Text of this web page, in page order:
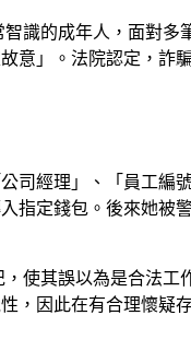
識的成年人，面對多
意」。法院認定，詐
司經理」、「員工編
指定錢包。後來她被
使其誤以為是合法工
，因此在有合理懷疑